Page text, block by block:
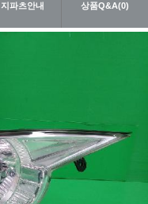
지파츠안내 상품Q&A(0)